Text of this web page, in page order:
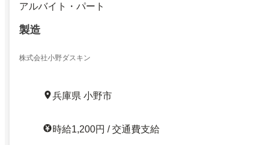
アルバイト・パート
製造
株式会社小野ダスキン
兵庫県 小野市
時給1,200円 / 交通費支給